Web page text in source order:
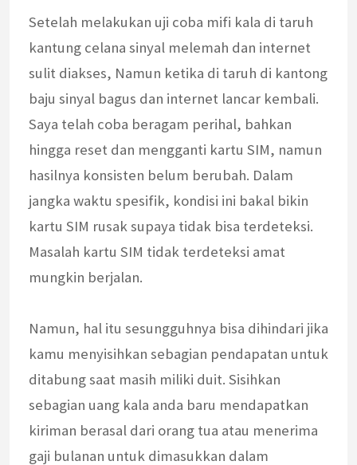
Setelah melakukan uji coba mifi kala di taruh
kantung celana sinyal melemah dan internet
sulit diakses, Namun ketika di taruh di kantong
baju sinyal bagus dan internet lancar kembali.
Saya telah coba beragam perihal, bahkan
hingga reset dan mengganti kartu SIM, namun
hasilnya konsisten belum berubah. Dalam
jangka waktu spesifik, kondisi ini bakal bikin
kartu SIM rusak supaya tidak bisa terdeteksi.
Masalah kartu SIM tidak terdeteksi amat
mungkin berjalan.
Namun, hal itu sesungguhnya bisa dihindari jika
kamu menyisihkan sebagian pendapatan untuk
ditabung saat masih miliki duit. Sisihkan
sebagian uang kala anda baru mendapatkan
kiriman berasal dari orang tua atau menerima
gaji bulanan untuk dimasukkan dalam